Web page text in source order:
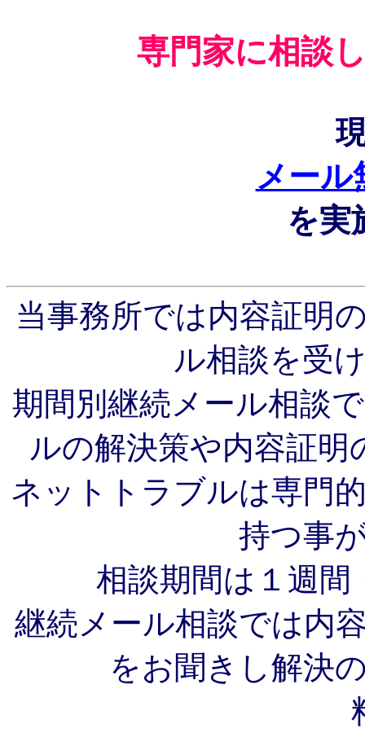
専門家に相談
メール
を実
当事務所では内容証明
ル相談を受
期間別継続メール相談
ルの解決策や内容証
ネットトラブルは専門
持つ事
相談期間は１週間
継続メール相談では内
をお聞きし解決